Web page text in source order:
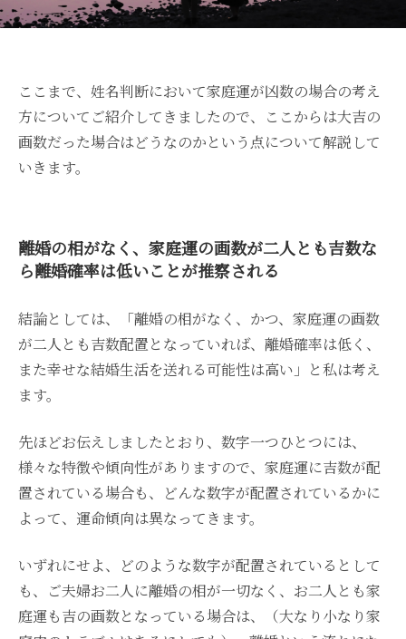
ここまで、姓名判断において家庭運が凶数の場合の考え
方についてご紹介してきましたので、ここからは大吉の
画数だった場合はどうなのかという点について解説して
いきます。
離婚の相がなく、家庭運の画数が二人とも吉数な
ら離婚確率は低いことが推察される
結論としては、「離婚の相がなく、かつ、家庭運の画数
が二人とも吉数配置となっていれば、離婚確率は低く、
また幸せな結婚生活を送れる可能性は高い」と私は考え
ます。
先ほどお伝えしましたとおり、数字一つひとつには、
様々な特徴や傾向性がありますので、家庭運に吉数が配
置されている場合も、どんな数字が配置されているかに
よって、運命傾向は異なってきます。
いずれにせよ、どのような数字が配置されているとして
も、ご夫婦お二人に離婚の相が一切なく、お二人とも家
庭運も吉の画数となっている場合は、（大なり小なり家